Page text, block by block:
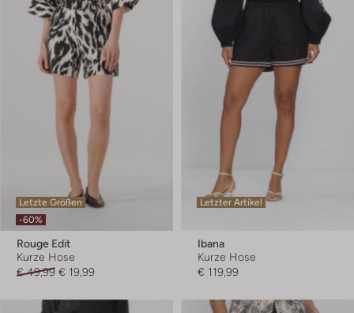
Letzte Größen
-60%
Rouge Edit
Kurze Hose
€ 49,99 € 19,99
Letzter Artikel
Ibana
Kurze Hose
€ 119,99